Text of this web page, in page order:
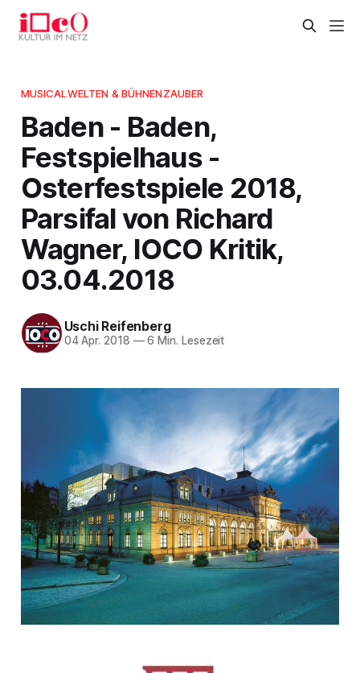
MUSICALWELTEN & BÜHNENZAUBER
Baden - Baden,
Festspielhaus -
Osterfestspiele 2018,
Parsifal von Richard
Wagner, IOCO Kritik,
03.04.2018
Uschi Reifenberg
04 Apr. 2018 —6 Min. Lesezeit